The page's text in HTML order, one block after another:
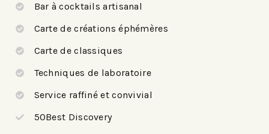
Bar à cocktails artisanal
Carte de créations éphémères
Carte de classiques
Techniques de laboratoire
Service raffiné et convivial
50Best Discovery